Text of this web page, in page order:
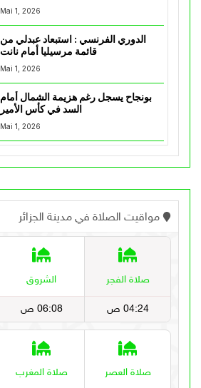
Mai 1, 2026
الدوري الفرنسي : استبعاد عبدلي من
قائمة مرسيليا أمام نانت
Mai 1, 2026
بونجاح يسجل رغم هزيمة الشمال أمام
السد في كأس الأمير
Mai 1, 2026